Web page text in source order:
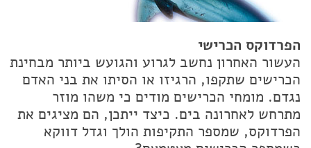
הפרדוקס הכרישי
העשור האחרון נחשב לגרוע והגועש ביותר מבחינת
הכרישים שתקפו, הרגיזו או הסיתו את בני האדם
נגדם. מומחי הכרישים מודים כי משהו מוזר
מתרחש לאחרונה בים. כיצד ייתכן, הם מציגים את
הפרדוקס, שמספר התקיפות הולך וגדל דווקא